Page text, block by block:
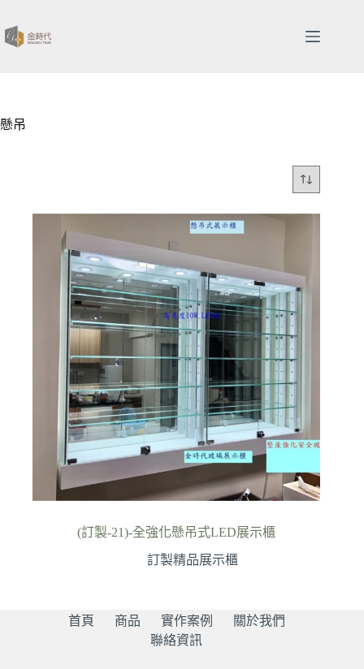
至
主
懸吊
(訂製-21)-全強化懸吊式LED展示櫃
訂製精品展示櫃
首頁 商品 實作案例
關於我們
聯絡資訊